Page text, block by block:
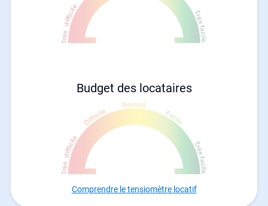
Budget des locataires
Comprendre le tensiomètre locatif